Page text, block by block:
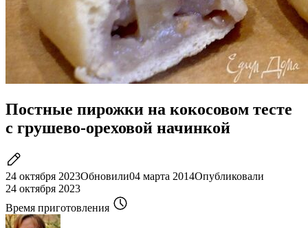
Постные пирожки на кокосовом тесте
с грушево-ореховой начинкой
24 октября 2023Обновили04 марта 2014Опубликовали
24 октября 2023
Время приготовления